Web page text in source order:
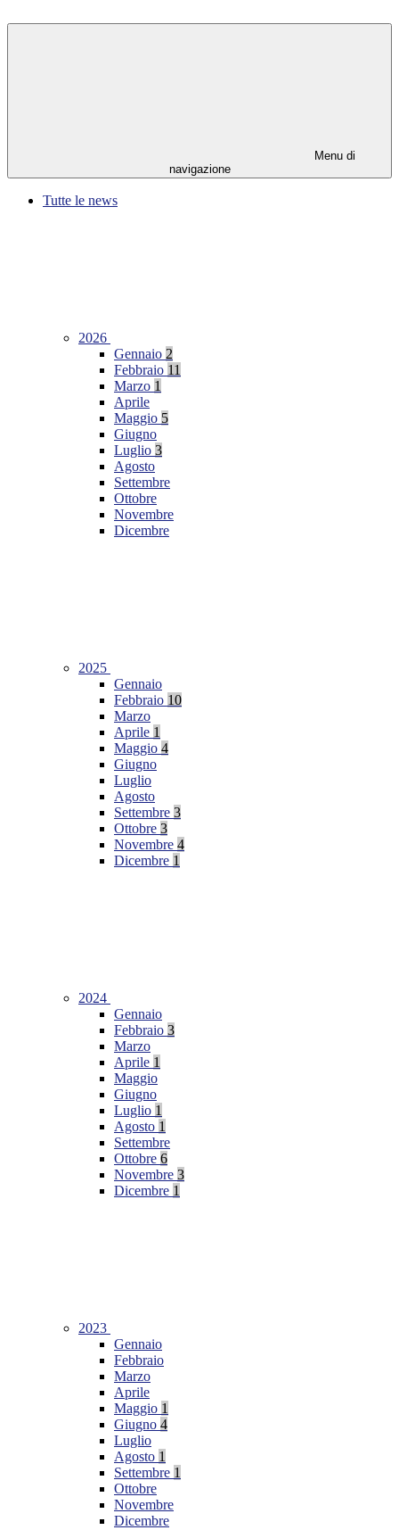
Menu di
navigazione
Tutte le news
2026
Gennaio 2
Febbraio 11
Marzo 1
Aprile
Maggio 5
Giugno
Luglio 3
Agosto
Settembre
Ottobre
Novembre
Dicembre
2025
Gennaio
Febbraio 10
Marzo
Aprile 1
Maggio 4
Giugno
Luglio
Agosto
Settembre 3
Ottobre 3
Novembre 4
Dicembre 1
2024
Gennaio
Febbraio 3
Marzo
Aprile 1
Maggio
Giugno
Luglio 1
Agosto 1
Settembre
Ottobre 6
Novembre 3
Dicembre 1
2023
Gennaio
Febbraio
Marzo
Aprile
Maggio 1
Giugno 4
Luglio
Agosto 1
Settembre 1
Ottobre
Novembre
Dicembre